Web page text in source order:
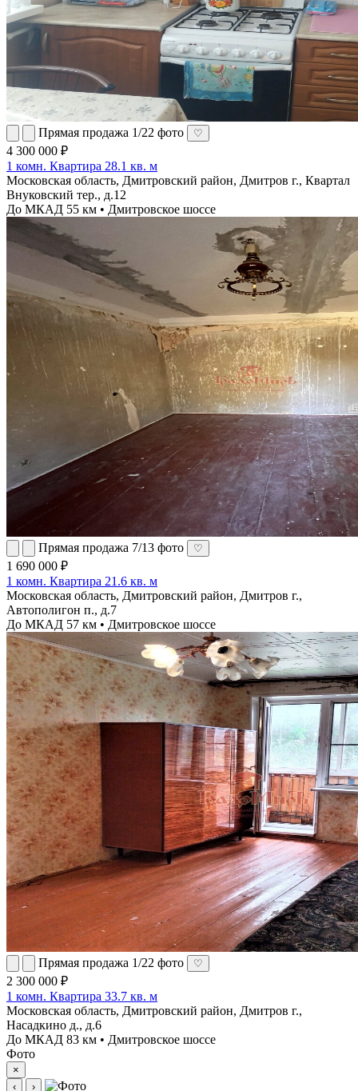
Прямая продажа 1/22 фото ♡
4 300 000 ₽
1 комн. Квартира 28.1 кв. м
Московская область, Дмитровский район, Дмитров г., Квартал
Внуковский тер., д.12
До МКАД 55 км • Дмитровское шоссе
Прямая продажа 7/13 фото ♡
1 690 000 ₽
1 комн. Квартира 21.6 кв. м
Московская область, Дмитровский район, Дмитров г.,
Автополигон п., д.7
До МКАД 57 км • Дмитровское шоссе
Прямая продажа 1/22 фото ♡
2 300 000 ₽
1 комн. Квартира 33.7 кв. м
Московская область, Дмитровский район, Дмитров г.,
Насадкино д., д.6
До МКАД 83 км • Дмитровское шоссе
Фото
×
‹
›